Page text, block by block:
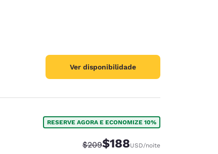
Ver disponibilidade
RESERVE AGORA E ECONOMIZE 10%
Tarifa anterior “tachada”:
$209Tarifa com desconto:
$188USD/noite